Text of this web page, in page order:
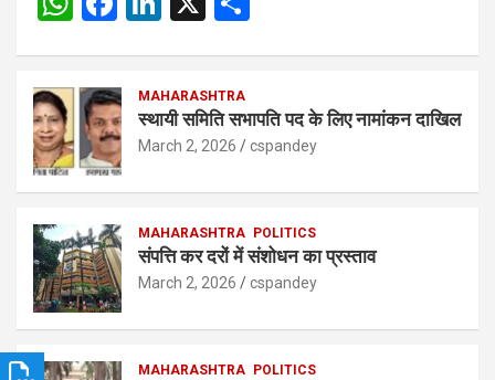
s
A
p
p
b
o
o
k
dI
n
e
MAHARASHTRA
स्थायी समिति सभापति पद के लिए नामांकन दाखिल
March 2, 2026 cspandey
MAHARASHTRA POLITICS
संपत्ति कर दरों में संशोधन का प्रस्ताव
March 2, 2026 cspandey
MAHARASHTRA POLITICS